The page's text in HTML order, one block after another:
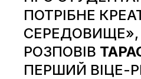
ПОТРІБНЕ
СЕРЕДОВИЩЕ»,
РОЗПОВІВ
ПЕРШИЙ ВІЦЕ-